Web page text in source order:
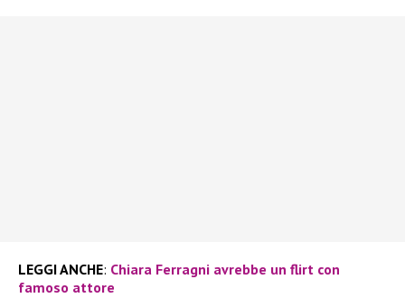
LEGGI ANCHE: Chiara Ferragni avrebbe un flirt con
famoso attore